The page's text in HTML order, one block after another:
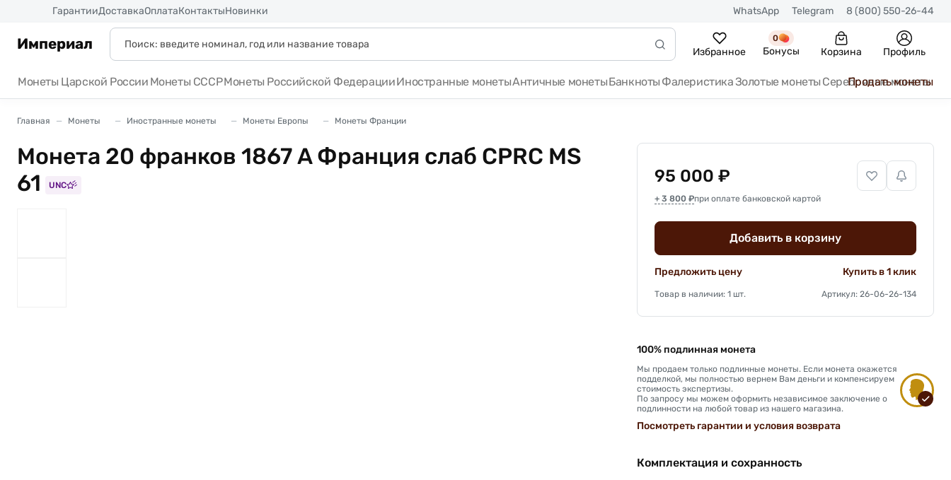
ГарантииДоставкаОплатаКонтактыНовинки WhatsApp Telegram 8 (800) 550-26-44
Империал Избранное
0
Бонусы Корзина Профиль
Монеты Царской России Монеты СССРМонеты Российской ФедерацииИностранные монетыАнтичные монетыБанкноты ФалеристикаЗолотые монеты Серебряные монеты
Продать монеты
Главная Монеты Иностранные монеты Монеты Европы Монеты Франции
Монета 20 франков 1867 A Франция слаб CPRC MS
61
UNC 95 000 ₽
+ 3 800 ₽при оплате банковской картой
Добавить в корзину
Предложить цену Купить в 1 клик
Товар в наличии: 1 шт. Артикул: 26-06-26-134
100% подлинная монета
Мы продаем только подлинные монеты. Если монета окажется
подделкой, мы полностью вернем Вам деньги и компенсируем
стоимость экспертизы.
По запросу мы можем оформить независимое заключение о
подлинности на любой товар из нашего магазина.
Посмотреть гарантии и условия возврата
Комплектация и сохранность